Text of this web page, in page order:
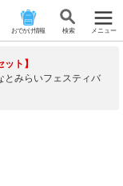
おでかけ情報 検 索 メニュー
ト】
とみらいフェスティバ